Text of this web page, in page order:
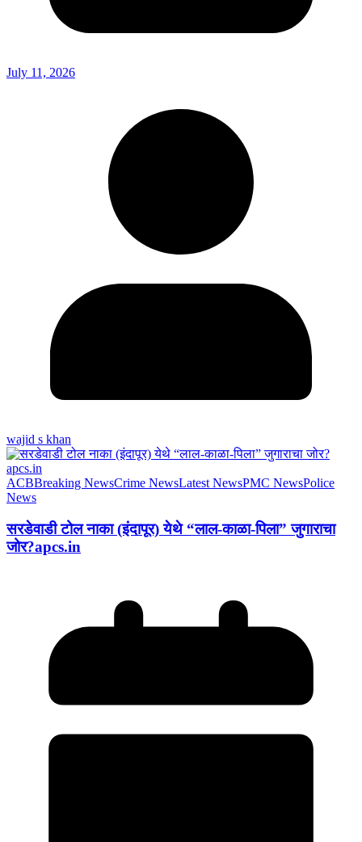
July 11, 2026
wajid s khan
ACBBreaking NewsCrime NewsLatest NewsPMC NewsPolice
News
सरडेवाडी टोल नाका (इंदापूर) येथे “लाल-काळा-पिला” जुगाराचा
जोर?apcs.in